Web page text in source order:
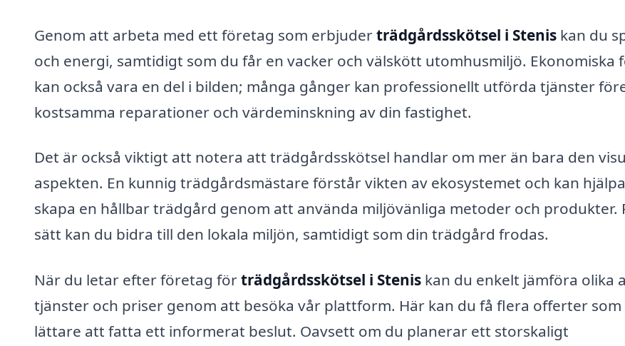
Genom att arbeta med ett företag som erbjuderträdgårdsskötsel i Stenis kan du
och energi, samtidigt som du får en vacker och välskött utomhusmiljö. Ekonomiska
kan också vara en del i bilden; många gånger kan professionellt utförda tjänster
kostsamma reparationer och värdeminskning av din fastighet.
Det är också viktigt att notera att trädgårdsskötsel handlar om mer än bara den
aspekten. En kunnig trädgårdsmästare förstår vikten av ekosystemet och kan
skapa en hållbar trädgård genom att använda miljövänliga metoder och produkter.
sätt kan du bidra till den lokala miljön, samtidigt som din trädgård frodas.
När du letar efter företag förträdgårdsskötsel i Stenis kan du enkelt jämföra olika
tjänster och priser genom att besöka vår plattform. Här kan du få flera offerter
lättare att fatta ett informerat beslut. Oavsett om du planerar ett storskaligt